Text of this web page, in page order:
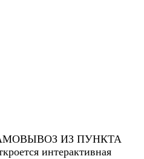
ИЗ ПУНКТА
интерактивная